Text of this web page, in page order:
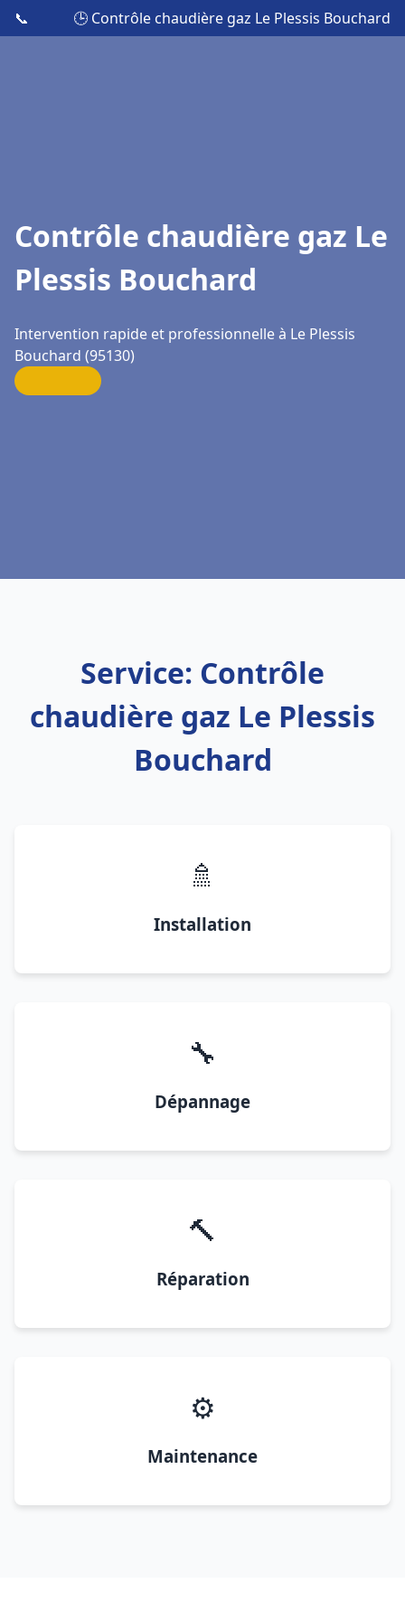
📞 🕒 Contrôle chaudière gaz Le Plessis Bouchard
Contrôle chaudière gaz Le
Plessis Bouchard
Intervention rapide et professionnelle à Le Plessis
Bouchard (95130)
Service: Contrôle
chaudière gaz Le Plessis
Bouchard
🚿
Installation
🔧
Dépannage
🔨
Réparation
⚙️
Maintenance